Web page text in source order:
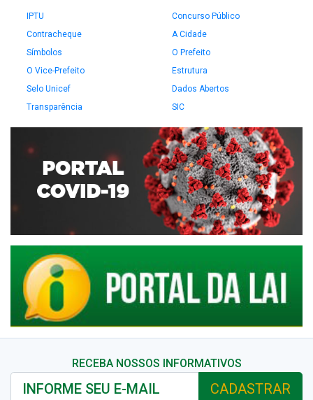
IPTU
Concurso Público
Contracheque
A Cidade
Símbolos
O Prefeito
O Vice-Prefeito
Estrutura
Selo Unicef
Dados Abertos
Transparência
SIC
RECEBA NOSSOS INFORMATIVOS
CADASTRAR